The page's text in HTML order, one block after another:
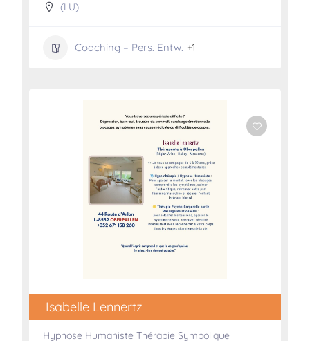
(LU)
Coaching – Pers. Entw. +1
Isabelle Lennertz
Hypnose Humaniste Thérapie Symbolique